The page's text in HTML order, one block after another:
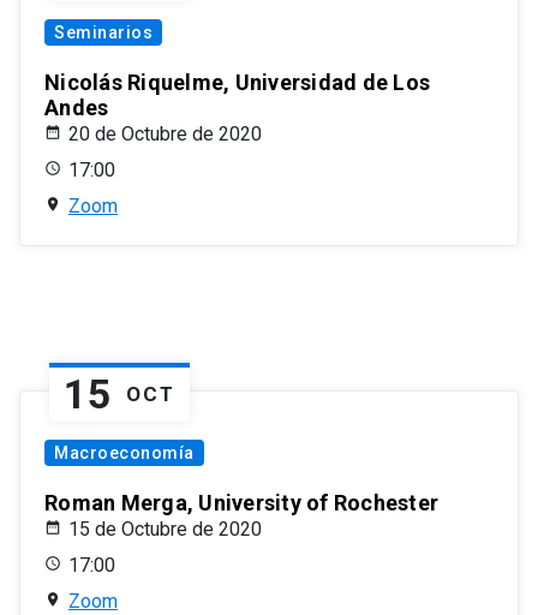
Seminarios
Nicolás Riquelme, Universidad de Los
Andes
20 de Octubre de 2020
17:00
Zoom
15 OCT
Macroeconomía
Roman Merga, University of Rochester
15 de Octubre de 2020
17:00
Zoom